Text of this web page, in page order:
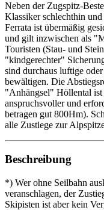
Neben der Zugspitz-
Klassiker schlechthin
Ferrata ist übermäßig
und gilt inzwischen als
Touristen (Stau- und
"kindgerechter"
sind durchaus luftige
bewältigen. Die
"Anhängsel" Höllental ist
anspruchsvoller und
betragen gut 800Hm).
alle Zustiege zur
Beschreibung
*) Wer ohne Seilbahn
veranschlagen, der
Skipisten ist aber kein